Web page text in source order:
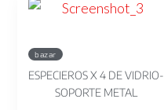
bazar
ESPECIEROS X 4 DE VIDRIO-
SOPORTE METAL